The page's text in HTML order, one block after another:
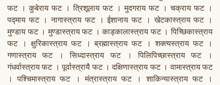
फट । कुबेराय फट । त्रिशूलाय फट । मुदगराय फट । चक्राय फट ।
पद्माय फट । नागास्त्राय फट । ईशानाय फट । खेटकास्त्राय फट ।
मुण्डाय फट । मुण्डास्त्राय फट । काड्कालास्त्राय फट । पिच्छिकास्त्राय
फट । क्षुरिकास्त्राय फट । ब्रह्मास्त्राय फट । शक्त्यस्त्राय फट ।
गणास्त्राय फट । सिध्दास्त्राय फट । पिलिपिच्छास्त्राय फट ।
गंधर्वास्त्राय फट । पूर्वास्त्रायै फट । दक्षिणास्त्राय फट । वामास्त्राय फट
। पश्चिमास्त्राय फट । मंत्रास्त्राय फट । शाकिन्यास्त्राय फट ।